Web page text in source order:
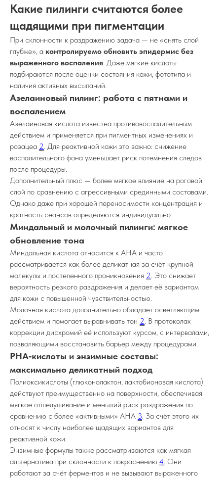
Какие пилинги считаются более
щадящими при пигментации
При склонности к раздражению задача — не «снять слой
глубже», а контролируемо обновить эпидермис без
выраженного воспаления. Даже мягкие кислоты
подбираются после оценки состояния кожи, фототипа и
наличия активных высыпаний.
Азелаиновый пилинг: работа с пятнами и
воспалением
Азелаиновая кислота известна противовоспалительным
действием и применяется при пигментных изменениях и
розацеа 2. Для реактивной кожи это важно: снижение
воспалительного фона уменьшает риск потемнения следов
после процедуры.
Дополнительный плюс — более мягкое влияние на роговой
слой по сравнению с агрессивными срединными составами.
Однако даже при хорошей переносимости концентрация и
кратность сеансов определяются индивидуально.
Миндальный и молочный пилинги: мягкое
обновление тона
Миндальная кислота относится к AHA и часто
рассматривается как более деликатная за счёт крупной
молекулы и постепенного проникновения 2. Это снижает
вероятность резкого раздражения и делает её вариантом
для кожи с повышенной чувствительностью.
Молочная кислота дополнительно обладает осветляющим
действием и помогает выравнивать тон 2. В протоколах
коррекции дисхромий её используют курсом, с интервалами,
позволяющими восстановить барьер между процедурами.
PHA‑кислоты и энзимные составы:
максимально деликатный подход
Полиоксикислоты (глюконолактон, лактобионовая кислота)
действуют преимущественно на поверхности, обеспечивая
мягкое отшелушивание и меньший риск раздражения по
сравнению с более «активными» AHA 3. За счёт этого их
относят к числу наиболее щадящих вариантов для
реактивной кожи.
Энзимные формулы также рассматриваются как мягкая
альтернатива при склонности к покраснению 4. Они
работают за счёт ферментов и не вызывают выраженного